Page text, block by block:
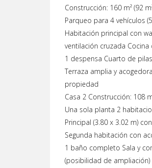
Construcción: 160 m² (92
Parqueo para 4 vehículos
Habitación principal con
ventilación cruzada
1 despensa Cuarto de pilas
Terraza amplia y
propiedad
Casa 2 Construcción: 108
Una sola planta 2
Principal (3.80 x 3.02 m)
Segunda habitación con
1 baño completo Sala y
(posibilidad de